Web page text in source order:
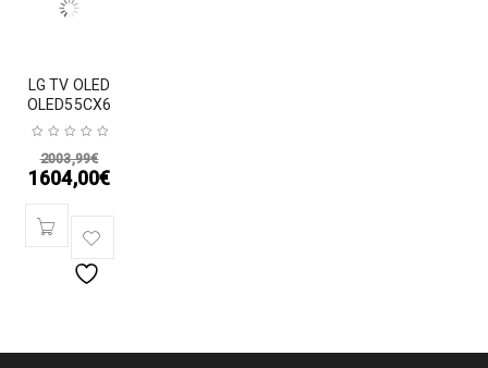
LG TV OLED
OLED55CX6
2003,99€
1604,00€